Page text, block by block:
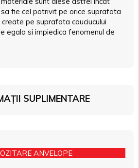
fie cel potrivit pe orice suprafata
pe suprafata cauciucului
egala si impiedica fenomenul de
SUPLIMENTARE
ANVELOPE